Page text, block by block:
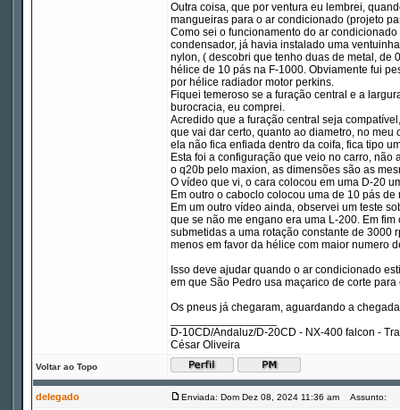
Outra coisa, que por ventura eu lembrei,
mangueiras para o ar condicionado (projeto
Como sei o funcionamento do ar
condensador, já havia instalado uma
nylon, ( descobri que tenho duas de metal, de
hélice de 10 pás na F-1000. Obviamente fui
por hélice radiador motor perkins.
Fiquei temeroso se a furação central e a
burocracia, eu comprei.
Acredido que a furação central seja
que vai dar certo, quanto ao diametro, no
ela não fica enfiada dentro da coifa, fica tipo
Esta foi a configuração que veio no carro,
o q20b pelo maxion, as dimensões são as
O vídeo que vi, o cara colocou em uma D-20
Em outro o caboclo colocou uma de 10 pás
Em um outro vídeo ainda, observei um teste
que se não me engano era uma L-200. Em
submetidas a uma rotação constante de 3000
menos em favor da hélice com maior numero
Isso deve ajudar quando o ar condicionado
em que São Pedro usa maçarico de corte
Os pneus já chegaram, aguardando a
D-10CD/Andaluz/D-20CD - NX-400 falcon -
César Oliveira
Voltar ao Topo
delegado Enviada: Dom Dez 08, 2024 11:36 am Assunto: